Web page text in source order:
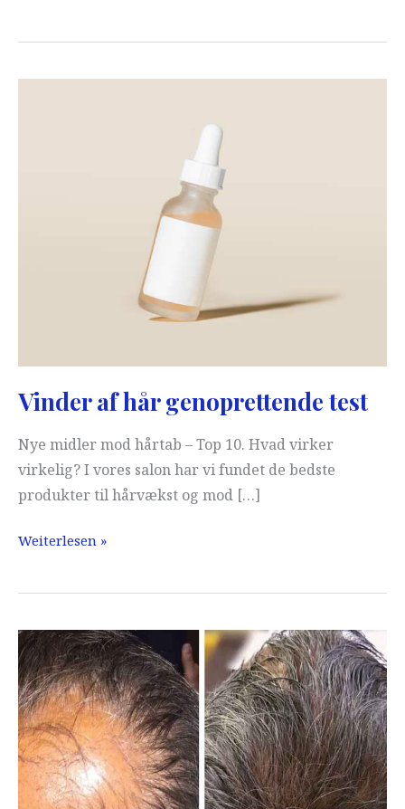
Vinder af hår genoprettende test
Nye midler mod hårtab – Top 10. Hvad virker
virkelig? I vores salon har vi fundet de bedste
produkter til hårvækst og mod […]
Vinder
hår
test
Weiterlesen »